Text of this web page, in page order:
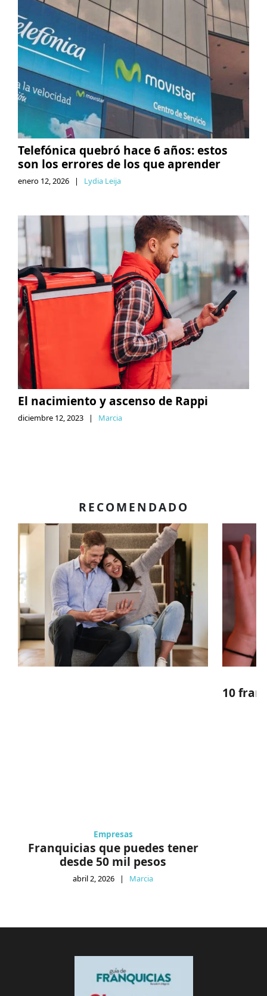
Telefónica quebró hace 6 años: estos
son los errores de los que aprender
enero 12, 2026 | Lydia Leija
El nacimiento y ascenso de Rappi
diciembre 12, 2023 | Marcia
RECOMENDADO
Empresas
Franquicias que puedes tener
desde 50 mil pesos
abril 2, 2026 | Marcia
10